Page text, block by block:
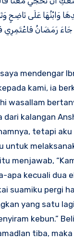
وَابْنُهَا عَلَى نَاضِحٍ
جَاءَ رَمَضَانُ فَاعْتَمِرِي
mendengar
kami, ia
wasallam
dari kalangan
tetapi aku
untuk
menjawab,
apa kecuali dua
suamiku pergi
yang satu
kebun.”
tiba,